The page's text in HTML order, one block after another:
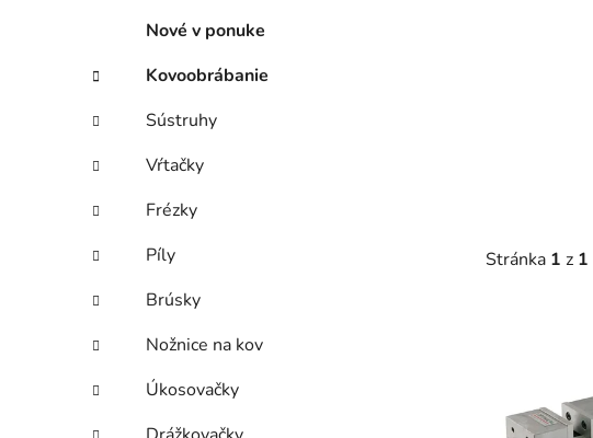
n
l
e
Nové v ponuke
Kovoobrábanie
Sústruhy
Vŕtačky
Frézky
Píly
Brúsky
Nožnice na kov
Úkosovačky
Stránka 1 z 1